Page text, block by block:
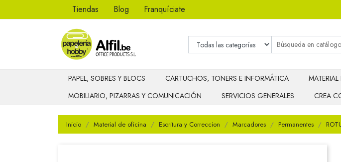
Tiendas Blog Franquíciate
PAPEL, SOBRES Y BLOCS CARTUCHOS, TONERS E INFORMÁTICA
MOBILIARIO, PIZARRAS Y COMUNICACIÓN
SERVICIOS GENERALES CREA
Inicio Material de oficina Escritura y Correccion Marcadores Permanentes